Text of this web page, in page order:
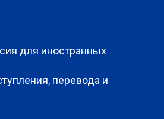
для иностранных
перевода и